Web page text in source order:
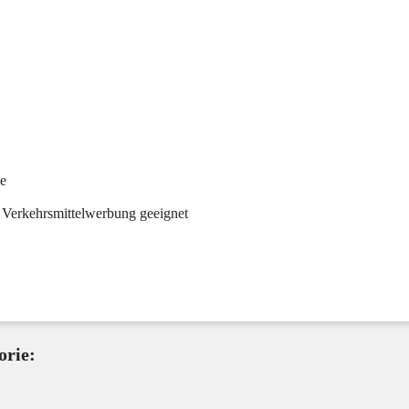
geeignet